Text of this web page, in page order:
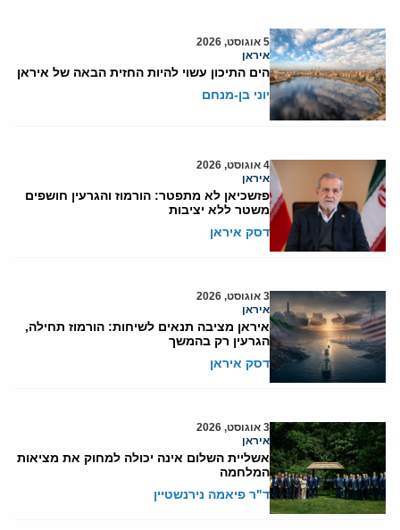
5 אוגוסט, 2026
איראן
הים התיכון עשוי להיות החזית הבאה של איראן
יוני בן-מנחם
4 אוגוסט, 2026
איראן
פזשכיאן לא מתפטר: הורמוז והגרעין חושפים
משטר ללא יציבות
דסק איראן
3 אוגוסט, 2026
איראן
איראן מציבה תנאים לשיחות: הורמוז תחילה,
הגרעין רק בהמשך
דסק איראן
3 אוגוסט, 2026
איראן
אשליית השלום אינה יכולה למחוק את מציאות
המלחמה
ד"ר פיאמה נירנשטיין